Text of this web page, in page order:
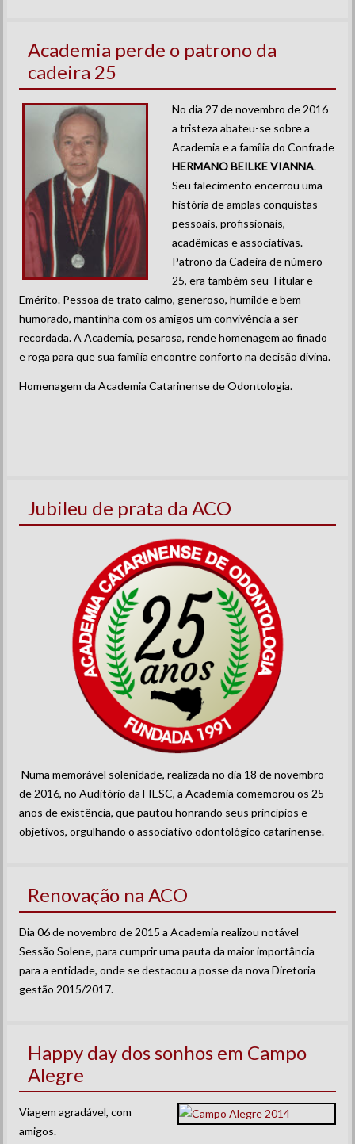
Academia perde o patrono da
cadeira 25
No dia 27 de novembro de 2016
a tristeza abateu-se sobre a
Academia e a família do Confrade
HERMANO BEILKE VIANNA.
Seu falecimento encerrou uma
história de amplas conquistas
pessoais, profissionais,
acadêmicas e associativas.
Patrono da Cadeira de número
25, era também seu Titular e
Emérito. Pessoa de trato calmo, generoso, humilde e bem
humorado, mantinha com os amigos um convivência a ser
recordada. A Academia, pesarosa, rende homenagem ao finado
e roga para que sua família encontre conforto na decisão divina.
Homenagem da Academia Catarinense de Odontologia.
Jubileu de prata da ACO
Numa memorável solenidade, realizada no dia 18 de novembro
de 2016, no Auditório da FIESC, a Academia comemorou os 25
anos de existência, que pautou honrando seus princípios e
objetivos, orgulhando o associativo odontológico catarinense.
Renovação na ACO
Dia 06 de novembro de 2015 a Academia realizou notável
Sessão Solene, para cumprir uma pauta da maior importância
para a entidade, onde se destacou a posse da nova Diretoria
gestão 2015/2017.
Happy day dos sonhos em Campo
Alegre
Viagem agradável, com
amigos.